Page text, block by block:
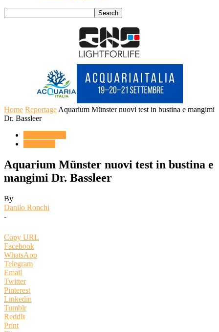
Home Reportage Aquarium Münster nuovi test in bustina e mangimi
Dr. Bassleer
Aquarium Münster nuovi test in bustina e
mangimi Dr. Bassleer
By
Danilo Ronchi
-
Copy URL
Facebook
WhatsApp
Telegram
Email
Twitter
Pinterest
Linkedin
Tumblr
ReddIt
Print